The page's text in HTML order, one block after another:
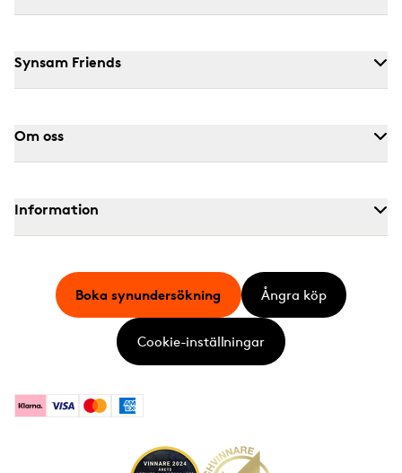
Synsam Friends
Om oss
Information
KlarnaVisa MastercardAmerican Express
Boka synundersökning Ångra köp
Cookie-inställningar